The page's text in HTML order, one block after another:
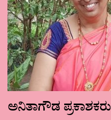
ಅನಿತಾಗೌಡ ಪ್ರಕಾಶಕರು